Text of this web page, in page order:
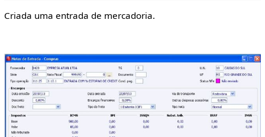
Criada uma entrada de mercadoria.